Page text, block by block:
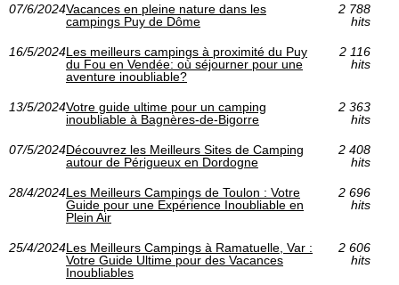
07/6/2024Vacances en pleine nature dans les
campings Puy de Dôme
2 788
hits
16/5/2024Les meilleurs campings à proximité du Puy
du Fou en Vendée: où séjourner pour une
aventure inoubliable?
2 116
hits
13/5/2024Votre guide ultime pour un camping
inoubliable à Bagnères-de-Bigorre
2 363
hits
07/5/2024Découvrez les Meilleurs Sites de Camping
autour de Périgueux en Dordogne
2 408
hits
28/4/2024Les Meilleurs Campings de Toulon : Votre
Guide pour une Expérience Inoubliable en
Plein Air
2 696
hits
25/4/2024Les Meilleurs Campings à Ramatuelle, Var :
Votre Guide Ultime pour des Vacances
Inoubliables
2 606
hits